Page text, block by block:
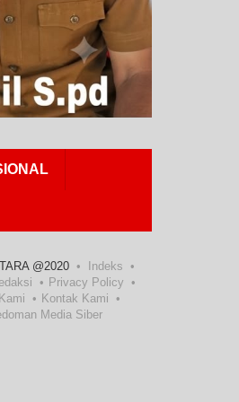
@2020
Indeks
Privacy Policy
Kontak Kami
Media Siber